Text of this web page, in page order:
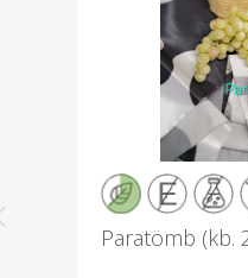
Paratömb (kb.